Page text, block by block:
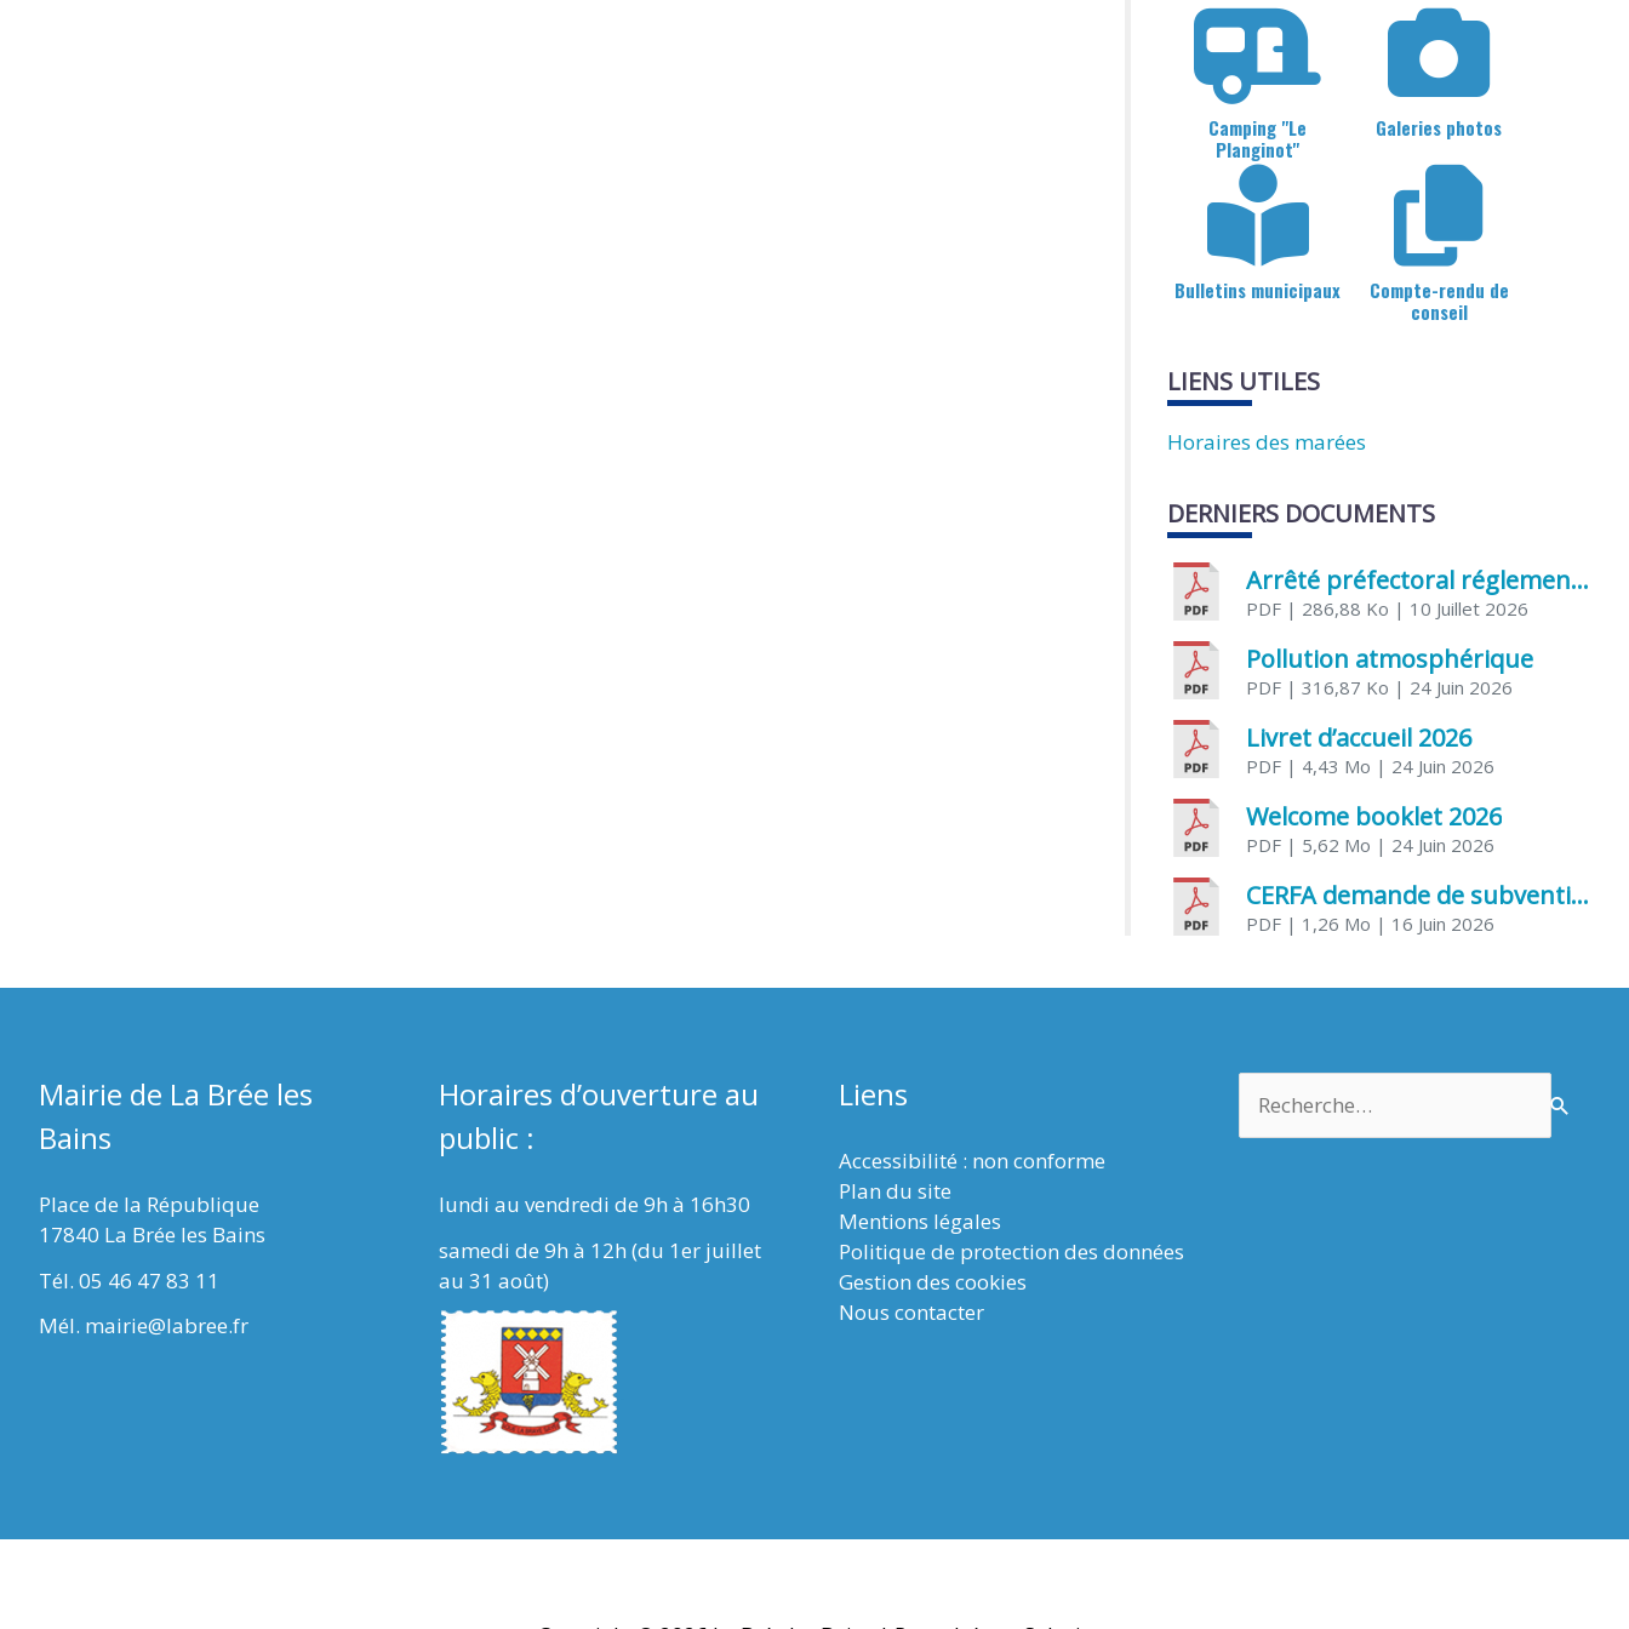
Camping "Le
Planginot"
Galeries photos
Bulletins municipaux
Compte-rendu de
conseil
LIENS UTILES
Horaires des marées
DERNIERS DOCUMENTS
Arrêté préfectoral réglementant l’usage de l’eau
PDF | 286,88 Ko | 10 Juillet 2026
Pollution atmosphérique
PDF | 316,87 Ko | 24 Juin 2026
Livret d’accueil 2026
PDF | 4,43 Mo | 24 Juin 2026
Welcome booklet 2026
PDF | 5,62 Mo | 24 Juin 2026
CERFA demande de subvention association
PDF | 1,26 Mo | 16 Juin 2026
Mairie de La Brée les
Bains
Place de la République
17840 La Brée les Bains
Tél. 05 46 47 83 11
Mél. mairie@labree.fr
Horaires d’ouverture au
public :
lundi au vendredi de 9h à 16h30
samedi de 9h à 12h (du 1er juillet
au 31 août)
Liens
Accessibilité : non conforme
Plan du site
Mentions légales
Politique de protection des données
Gestion des cookies
Nous contacter